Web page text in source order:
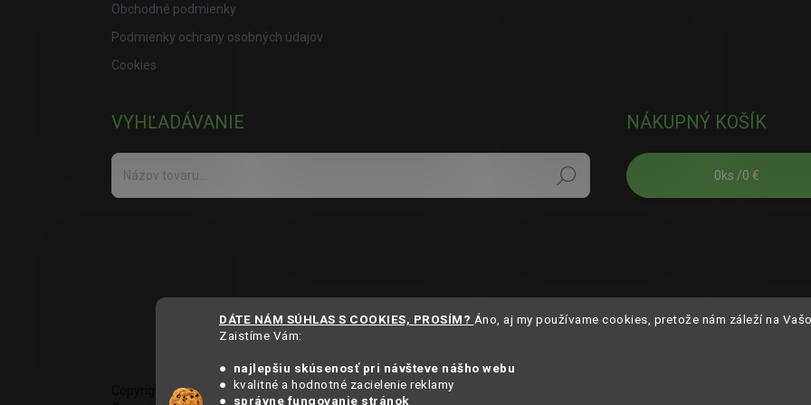
DÁTE NÁM SÚHLAS S COOKIES, PROSÍM? Áno, aj my používame cookies, pretože nám záleží na
Zaistíme Vám:
● najlepšiu skúsenosť pri návšteve nášho webu
● kvalitné a hodnotné zacielenie reklamy
● správne fungovanie stránok
Obchodné podmienky
Podmienky ochrany osobných údajov
Cookies
VYHĽADÁVANIE
Hľadať
NÁKUPNÝ KOŠÍK
0ks /0 €
Copyright 2025 MámeChuť